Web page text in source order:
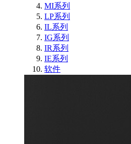
MI系列
LP系列
IL系列
IG系列
IR系列
IE系列
软件